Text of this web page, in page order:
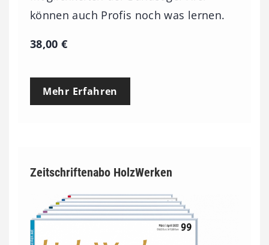
können auch Profis noch was lernen.
38,00€
Mehr Erfahren
Zeitschriftenabo HolzWerken